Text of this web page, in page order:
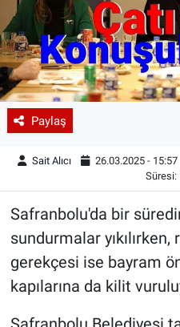
Paylaş
Sait Alıcı 26.03.2025 - 15:57
Süresi:
Safranbolu'da bir
sundurmalar yıkılırken,
gerekçesi ise bayram
kapılarına da kilit